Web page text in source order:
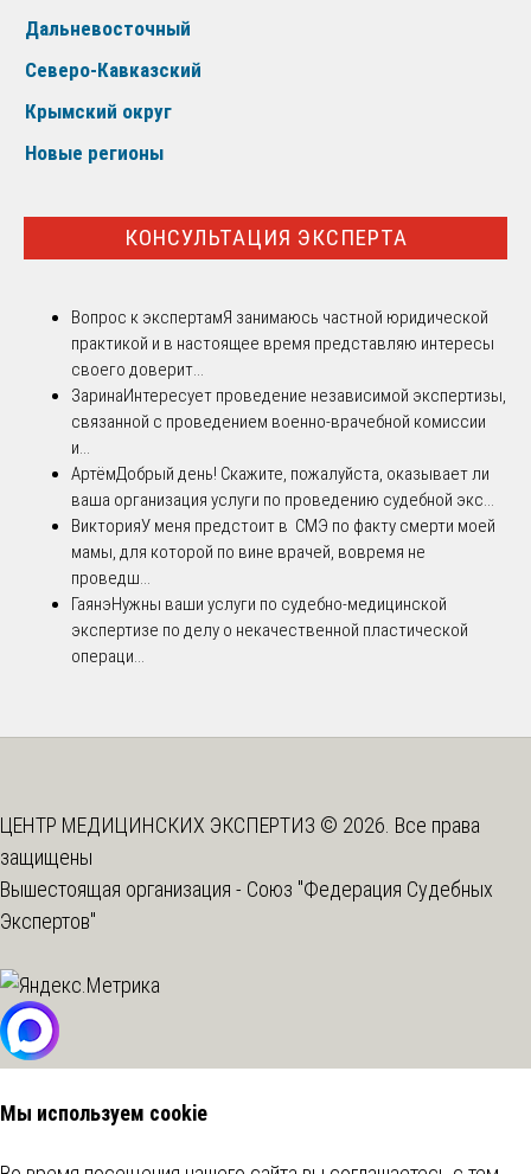
Дальневосточный
Северо-Кавказский
Крымский округ
Новые регионы
КОНСУЛЬТАЦИЯ ЭКСПЕРТА
Вопрос к экспертамЯ занимаюсь частной юридической
практикой и в настоящее время представляю интересы
своего доверит...
ЗаринаИнтересует проведение независимой экспертизы,
связанной с проведением военно-врачебной комиссии
и...
АртёмДобрый день! Скажите, пожалуйста, оказывает ли
ваша организация услуги по проведению судебной экс...
ВикторияУ меня предстоит в СМЭ по факту смерти моей
мамы, для которой по вине врачей, вовремя не
проведш...
ГаянэНужны ваши услуги по судебно-медицинской
экспертизе по делу о некачественной пластической
операци...
ЦЕНТР МЕДИЦИНСКИХ ЭКСПЕРТИЗ © 2026. Все права
защищены
Вышестоящая организация - Союз "Федерация Судебных
Экспертов"
Мы используем cookie